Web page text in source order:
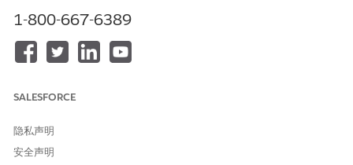
支持的流类型
细分触发的流
列表触发的流
记录条件触发的流
激活触发的流
按需流
广播流
1-800-667-6389
SALESFORCE
隐私声明
安全声明